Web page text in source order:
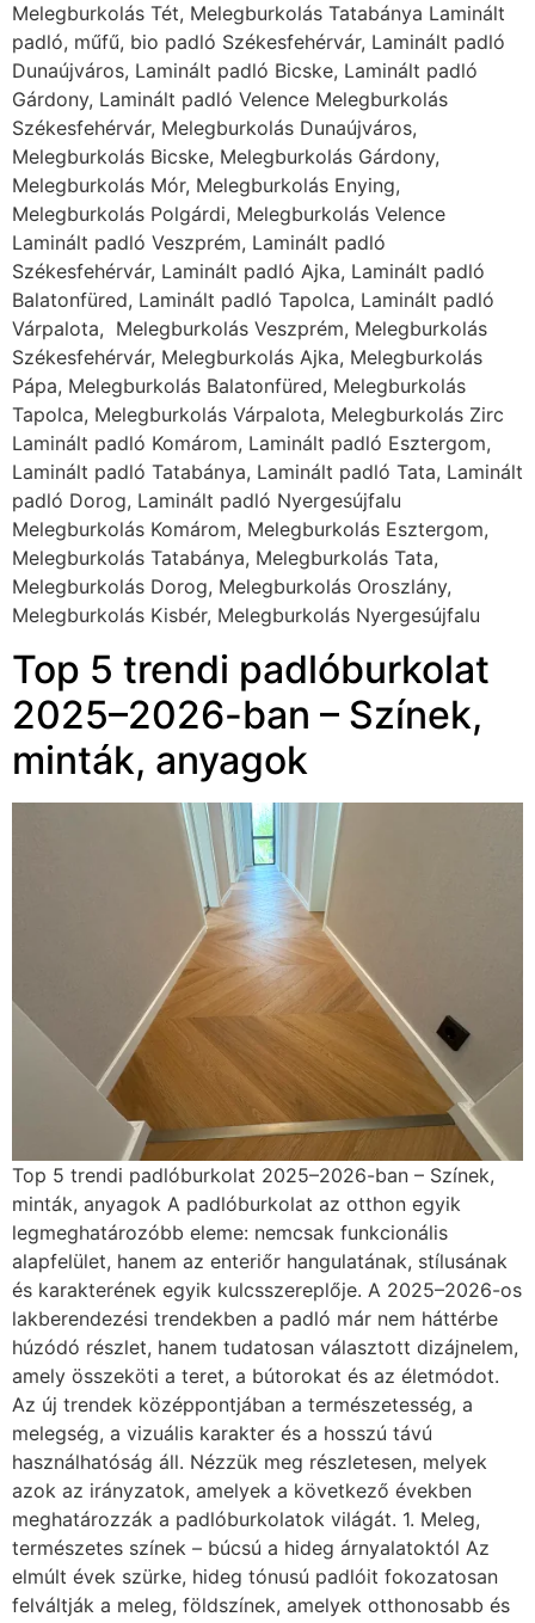
Melegburkolás Tét, Melegburkolás Tatabánya Laminált
padló, műfű, bio padló Székesfehérvár, Laminált padló
Dunaújváros, Laminált padló Bicske, Laminált padló
Gárdony, Laminált padló Velence Melegburkolás
Székesfehérvár, Melegburkolás Dunaújváros,
Melegburkolás Bicske, Melegburkolás Gárdony,
Melegburkolás Mór, Melegburkolás Enying,
Melegburkolás Polgárdi, Melegburkolás Velence
Laminált padló Veszprém, Laminált padló
Székesfehérvár, Laminált padló Ajka, Laminált padló
Balatonfüred, Laminált padló Tapolca, Laminált padló
Várpalota, Melegburkolás Veszprém, Melegburkolás
Székesfehérvár, Melegburkolás Ajka, Melegburkolás
Pápa, Melegburkolás Balatonfüred, Melegburkolás
Tapolca, Melegburkolás Várpalota, Melegburkolás Zirc
Laminált padló Komárom, Laminált padló Esztergom,
Laminált padló Tatabánya, Laminált padló Tata, Laminált
padló Dorog, Laminált padló Nyergesújfalu
Melegburkolás Komárom, Melegburkolás Esztergom,
Melegburkolás Tatabánya, Melegburkolás Tata,
Melegburkolás Dorog, Melegburkolás Oroszlány,
Melegburkolás Kisbér, Melegburkolás Nyergesújfalu
Top 5 trendi padlóburkolat
2025–2026-ban – Színek,
minták, anyagok
Top 5 trendi padlóburkolat 2025–2026-ban – Színek,
minták, anyagok A padlóburkolat az otthon egyik
legmeghatározóbb eleme: nemcsak funkcionális
alapfelület, hanem az enteriőr hangulatának, stílusának
és karakterének egyik kulcsszereplője. A 2025–2026-os
lakberendezési trendekben a padló már nem háttérbe
húzódó részlet, hanem tudatosan választott dizájnelem,
amely összeköti a teret, a bútorokat és az életmódot.
Az új trendek középpontjában a természetesség, a
melegség, a vizuális karakter és a hosszú távú
használhatóság áll. Nézzük meg részletesen, melyek
azok az irányzatok, amelyek a következő években
meghatározzák a padlóburkolatok világát. 1. Meleg,
természetes színek – búcsú a hideg árnyalatoktól Az
elmúlt évek szürke, hideg tónusú padlóit fokozatosan
felváltják a meleg, földszínek, amelyek otthonosabb és